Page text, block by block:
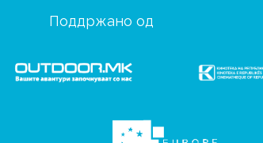
Поддржано од